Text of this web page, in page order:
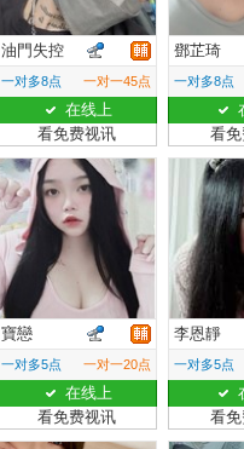
油門失控
一对多8点 一对一45点
在线上
看免费视讯
鄧芷琦
一对多8点
看
寶戀
一对多5点 一对一20点
在线上
看免费视讯
李恩靜
一对多5点
看